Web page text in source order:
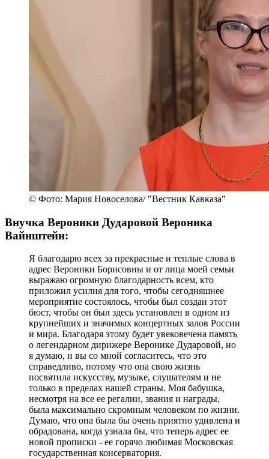
© Фото: Мария Новоселова/ "Вестник Кавказа"
Внучка Вероники Дударовой Вероника
Вайнштейн:
Я благодарю всех за прекрасные и теплые слова в
адрес Вероники Борисовны и от лица моей семьи
выражаю огромную благодарность всем, кто
приложил усилия для того, чтобы сегодняшнее
мероприятие состоялось, чтобы был создан этот
бюст, чтобы он был здесь установлен в одном из
крупнейших и значимых концертных залов России
и мира. Благодаря этому будет увековечена память
о легендарном дирижере Веронике Дударовой, но
я думаю, и вы со мной согласитесь, что это
справедливо, потому что она свою жизнь
посвятила искусству, музыке, слушателям и не
только в пределах нашей страны. Моя бабушка,
несмотря на все ее регалии, звания и награды,
была максимально скромным человеком по жизни.
Думаю, что она была бы очень приятно удивлена и
обрадована, когда узнала бы, что теперь адрес ее
новой прописки - ее горячо любимая Московская
государственная консерватория.